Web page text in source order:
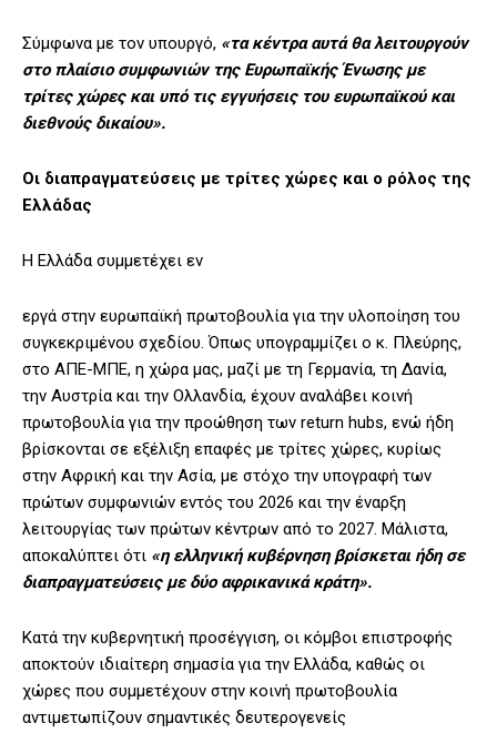
Σύμφωνα με τον υπουργό, «τα κέντρα αυτά θα λειτουργούν
στο πλαίσιο συμφωνιών της Ευρωπαϊκής Ένωσης με
τρίτες χώρες και υπό τις εγγυήσεις του ευρωπαϊκού και
διεθνούς δικαίου».
Οι διαπραγματεύσεις με τρίτες χώρες και ο ρόλος της
Ελλάδας
Η Ελλάδα συμμετέχει εν
εργά στην ευρωπαϊκή πρωτοβουλία για την υλοποίηση του
συγκεκριμένου σχεδίου. Όπως υπογραμμίζει ο κ. Πλεύρης,
στο ΑΠΕ-ΜΠΕ, η χώρα μας, μαζί με τη Γερμανία, τη Δανία,
την Αυστρία και την Ολλανδία, έχουν αναλάβει κοινή
πρωτοβουλία για την προώθηση των return hubs, ενώ ήδη
βρίσκονται σε εξέλιξη επαφές με τρίτες χώρες, κυρίως
στην Αφρική και την Ασία, με στόχο την υπογραφή των
πρώτων συμφωνιών εντός του 2026 και την έναρξη
λειτουργίας των πρώτων κέντρων από το 2027. Μάλιστα,
αποκαλύπτει ότι «η ελληνική κυβέρνηση βρίσκεται ήδη σε
διαπραγματεύσεις με δύο αφρικανικά κράτη».
Κατά την κυβερνητική προσέγγιση, οι κόμβοι επιστροφής
αποκτούν ιδιαίτερη σημασία για την Ελλάδα, καθώς οι
χώρες που συμμετέχουν στην κοινή πρωτοβουλία
αντιμετωπίζουν σημαντικές δευτερογενείς